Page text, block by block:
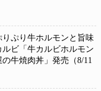
りぷり牛ホルモンと旨味
ビ「牛カルビホルモン
牛焼肉丼」発売（8/11